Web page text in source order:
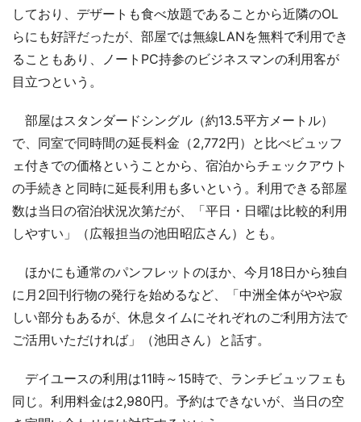
しており、デザートも食べ放題であることから近隣のOL
らにも好評だったが、部屋では無線LANを無料で利用でき
ることもあり、ノートPC持参のビジネスマンの利用客が
目立つという。
部屋はスタンダードシングル（約13.5平方メートル）
で、同室で同時間の延長料金（2,772円）と比べビュッフ
ェ付きでの価格ということから、宿泊からチェックアウト
の手続きと同時に延長利用も多いという。利用できる部屋
数は当日の宿泊状況次第だが、「平日・日曜は比較的利用
しやすい」（広報担当の池田昭広さん）とも。
ほかにも通常のパンフレットのほか、今月18日から独自
に月2回刊行物の発行を始めるなど、「中洲全体がやや寂
しい部分もあるが、休息タイムにそれぞれのご利用方法で
ご活用いただければ」（池田さん）と話す。
デイユースの利用は11時～15時で、ランチビュッフェも
同じ。利用料金は2,980円。予約はできないが、当日の空